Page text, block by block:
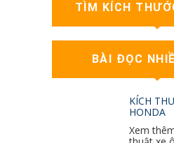
TÌM KÍCH
BÀI ĐỌC
KÍCH
HONDA
Xem